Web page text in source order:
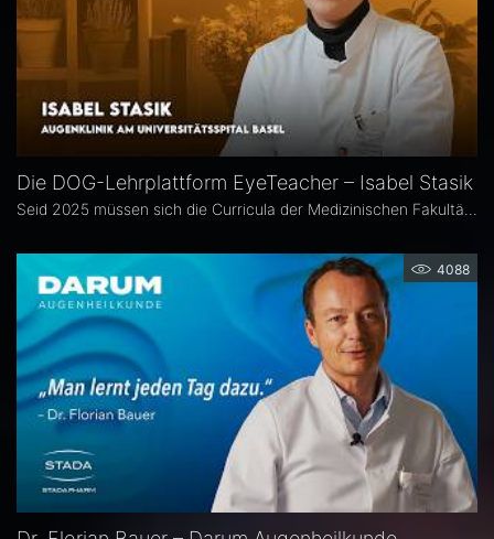
Die DOG-Lehrplattform EyeTeacher – Isabel Stasik
4088